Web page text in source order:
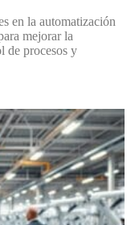
en la automatización
mejorar la
de procesos y